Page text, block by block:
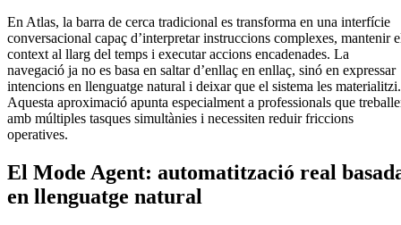
En Atlas, la barra de cerca tradicional es transforma en una interfície
conversacional capaç d’interpretar instruccions complexes, mantenir
context al llarg del temps i executar accions encadenades. La
navegació ja no es basa en saltar d’enllaç en enllaç, sinó en expressar
intencions en llenguatge natural i deixar que el sistema les materialitzi.
Aquesta aproximació apunta especialment a professionals que
amb múltiples tasques simultànies i necessiten reduir friccions
operatives.
El Mode Agent: automatització real
en llenguatge natural